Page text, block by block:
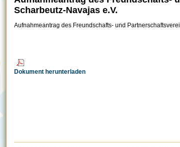
Scharbeutz-Navajas e.V.
Aufnahmeantrag des Freundschafts- und
Dokument herunterladen